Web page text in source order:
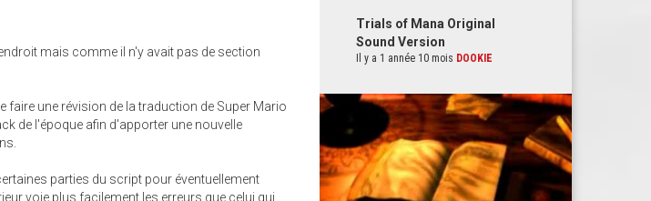
mais comme il n'y avait pas de section
une révision de la traduction de Super Mario
de l'époque afin d'apporter une nouvelle
parties du script pour éventuellement
voie plus facilement les erreurs que celui qui
Trials of Mana Original
Sound Version
Il y a 1 année 10 mois DOOKIE